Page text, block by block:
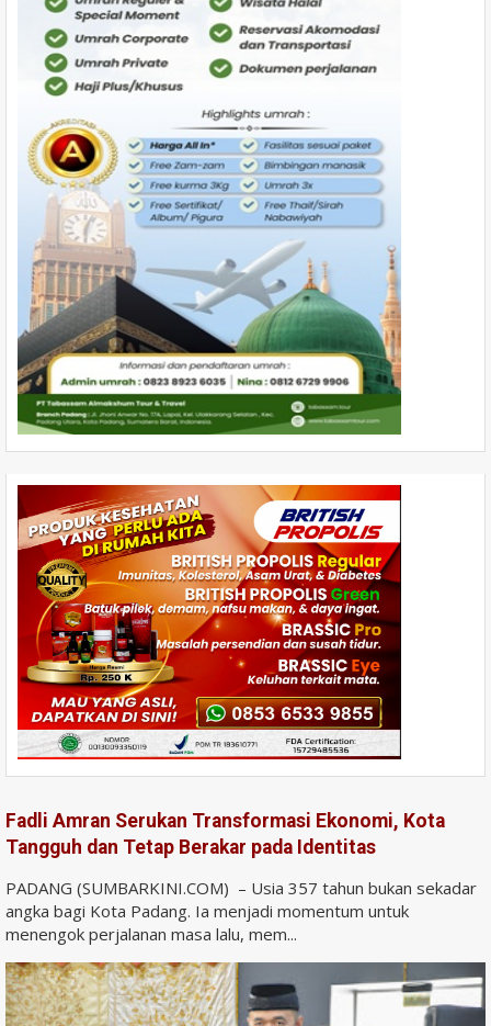
Fadli Amran Serukan Transformasi Ekonomi, Kota
Tangguh dan Tetap Berakar pada Identitas
PADANG (SUMBARKINI.COM) – Usia 357 tahun bukan sekadar
angka bagi Kota Padang. Ia menjadi momentum untuk
menengok perjalanan masa lalu, mem...